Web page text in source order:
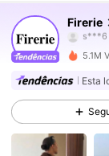
Firerie
s***6
a***o
4,79
4,79
5.1M
Esta